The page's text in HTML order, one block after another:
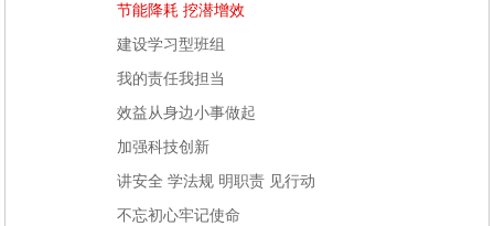
节能降耗 挖潜增效
建设学习型班组
我的责任我担当
效益从身边小事做起
加强科技创新
讲安全 学法规 明职责 见行动
不忘初心牢记使命